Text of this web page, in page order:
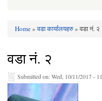
Home»वडा कार्यालयहरु» वडा नं. २
वडा नं. २
Submitted on:Wed, 10/11/2017 -